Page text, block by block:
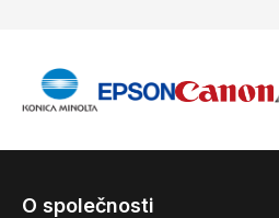
O společnosti